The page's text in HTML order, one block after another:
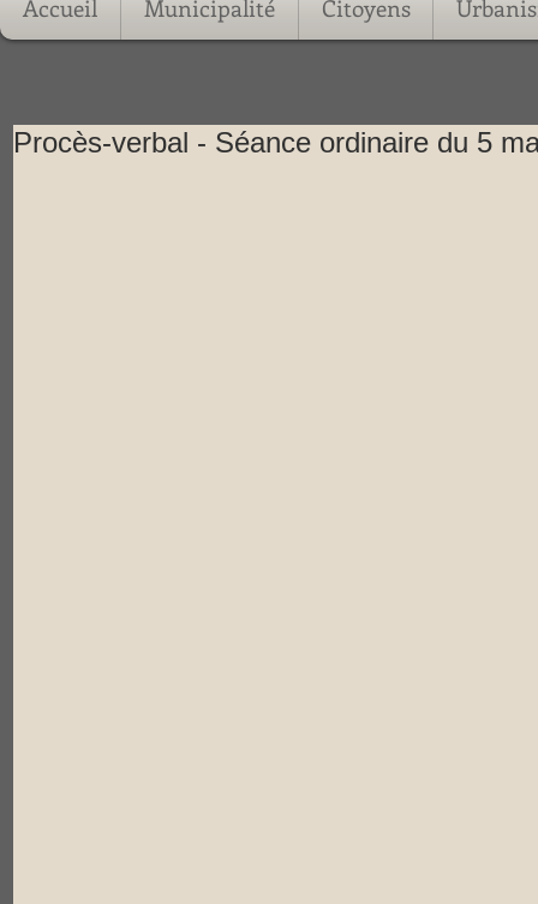
Accueil Municipalité Citoyens
Procès-verbal - Séance ordinaire du 5